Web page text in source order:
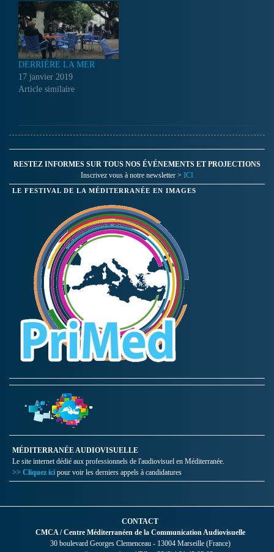
DERRIÈRE LA MER
17 janvier 2019
Article similaire
RESTEZ INFORMES SUR TOUS NOS ÉVÉNEMENTS ET PROJECTIONS
Inscrivez vous à notre newsletter > ICI
LE FESTIVAL DE LA MÉDITERRANÉE EN IMAGES
MÉDITERRANÉE AUDIOVISUELLE
Le site internet dédié aux professionnels de l'audiovisuel en Méditerranée.
>> Cliquez ici pour voir les derniers appels à candidatures
CONTACT
CMCA / Centre Méditerranéen de la Communication Audiovisuelle
30 boulevard Georges Clemenceau - 13004 Marseille (France)